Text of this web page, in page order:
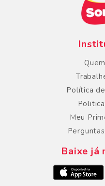
Política
Meu
Baixe já